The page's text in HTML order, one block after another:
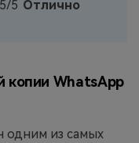
5 Отлично
копии WhatsApp
одним из самых